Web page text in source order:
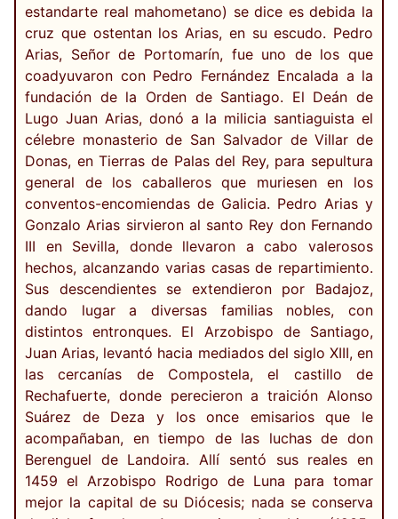
estandarte real mahometano) se dice es debida la
cruz que ostentan los Arias, en su escudo. Pedro
Arias, Señor de Portomarín, fue uno de los que
coadyuvaron con Pedro Fernández Encalada a la
fundación de la Orden de Santiago. El Deán de
Lugo Juan Arias, donó a la milicia santiaguista el
célebre monasterio de San Salvador de Villar de
Donas, en Tierras de Palas del Rey, para sepultura
general de los caballeros que muriesen en los
conventos-encomiendas de Galicia. Pedro Arias y
Gonzalo Arias sirvieron al santo Rey don Fernando
III en Sevilla, donde llevaron a cabo valerosos
hechos, alcanzando varias casas de repartimiento.
Sus descendientes se extendieron por Badajoz,
dando lugar a diversas familias nobles, con
distintos entronques. El Arzobispo de Santiago,
Juan Arias, levantó hacia mediados del siglo XIII, en
las cercanías de Compostela, el castillo de
Rechafuerte, donde perecieron a traición Alonso
Suárez de Deza y los once emisarios que le
acompañaban, en tiempo de las luchas de don
Berenguel de Landoira. Allí sentó sus reales en
1459 el Arzobispo Rodrigo de Luna para tomar
mejor la capital de su Diócesis; nada se conserva